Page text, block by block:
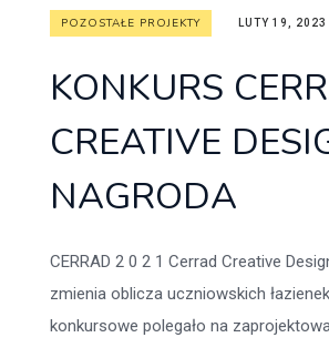
POZOSTAŁE PROJEKTY LUTY 19, 2023
KONKURS
CREATIVE
NAGRODA
CERRAD 2 0 2 1 Cerrad Creative
zmienia oblicza uczniowskich
konkursowe polegało na